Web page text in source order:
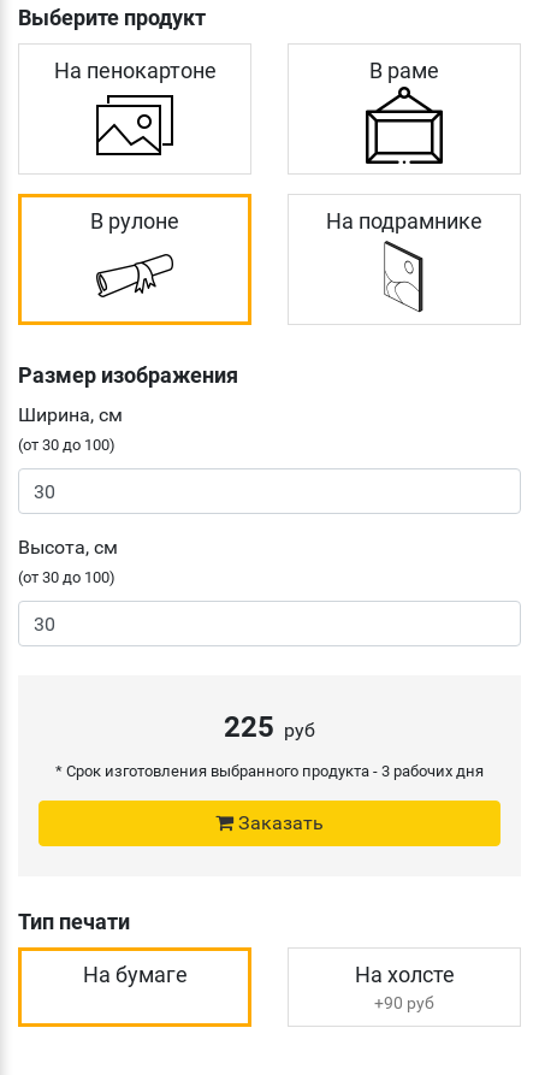
Выберите продукт
На пенокартоне В раме
В рулоне На подрамнике
Размер изображения
Ширина, см
(от 30 до 100)
Высота, см
(от 30 до 100)
225 руб
* Срок изготовления выбранного продукта - 3 рабочих дня
Заказать
Тип печати
На бумаге На холсте
+90 руб